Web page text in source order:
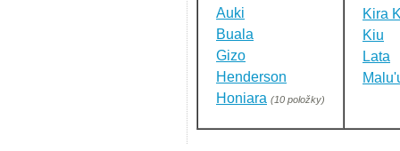
Auki
Buala
Gizo
Henderson
Honiara (10 položky)
Kira
Kiu
Lata